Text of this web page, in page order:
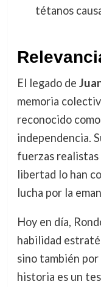
tétanos
El legado de
memoria
reconocido
independencia.
fuerzas realistas
libertad lo han
lucha por la
Hoy en día,
habilidad
sino también
historia es un